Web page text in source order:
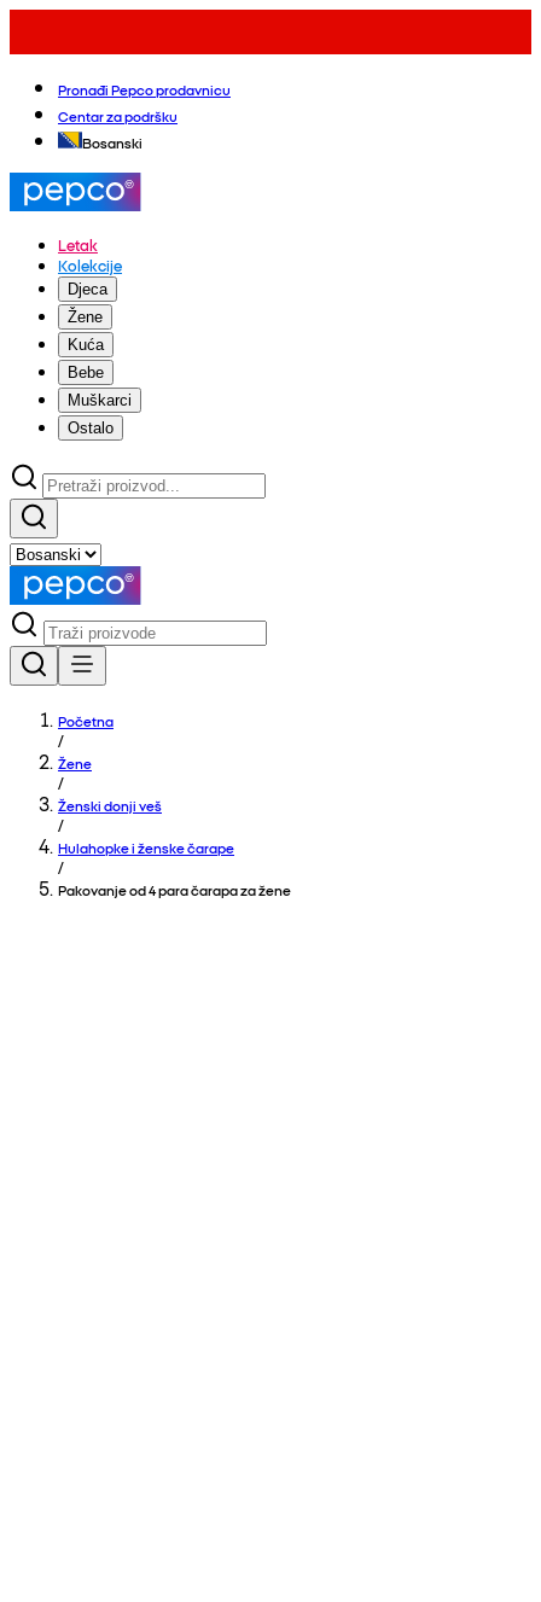
Pronađi Pepco prodavnicu
Centar za podršku
Bosanski
Letak
Kolekcije
Djeca
Žene
Kuća
Bebe
Muškarci
Ostalo
Početna
/
Žene
/
Ženski donji veš
/
Hulahopke i ženske čarape
/
Pakovanje od 4 para čarapa za žene